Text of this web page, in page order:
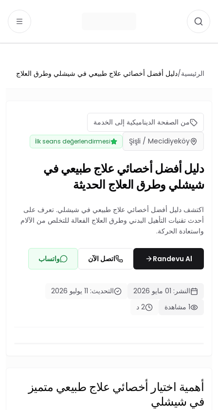
الرئيسية/دليل أفضل أخصائي علاج طبيعي في شيشلي وطرق العلاج
من الصفحة الديناميكية إلى الخدمة
Şişli / Mecidiyeköy
İlk seans değerlendirmesi
دليل أفضل أخصائي علاج طبيعي في
شيشلي وطرق العلاج الحديثة
اكتشف دليل أفضل أخصائي علاج طبيعي في شيشلي. تعرف على
أحدث تقنيات التأهيل البدني وطرق العلاج الفعالة للتخلص من الآلام
واستعادة الحركة.
Randevu Al اتصل الآن واتساب
النشر: 01 مايو 2026
التحديث: 11 يوليو 2026
1 مشاهدة
2 د
أهمية اختيار أخصائي علاج طبيعي متميز
في شيشلي